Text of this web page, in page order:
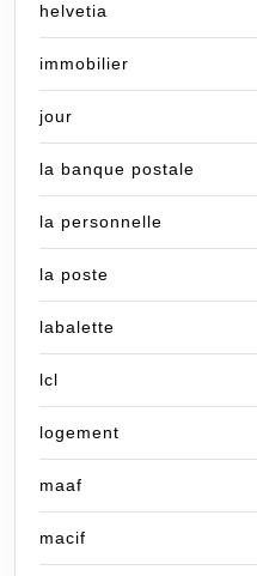
helvetia
immobilier
jour
la banque postale
la personnelle
la poste
labalette
lcl
logement
maaf
macif